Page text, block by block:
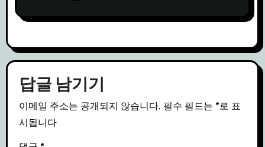
답글 남기기
이메일 주소는 공개되지 않습니다. 필수 필드는 *로 표
시됩니다